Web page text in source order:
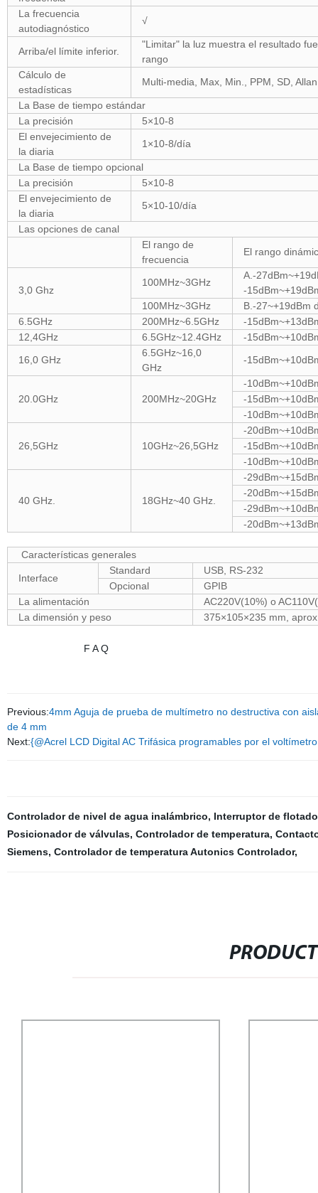
La frecuencia
autodiagnóstico
√
Arriba/el límite inferior.
"Limitar" la luz muestra el resultado
rango
Cálculo de
estadísticas
Multi-media, Max, Min., PPM, SD,
La Base de tiempo estándar
La precisión
5×10-8
El envejecimiento de
la diaria
1×10-8/día
La Base de tiempo opcional
La precisión
5×10-8
El envejecimiento de
la diaria
5×10-10/día
Las opciones de canal
El rango de
frecuencia
El rango
3,0 Ghz
100MHz~3GHz
A.-
-
100MHz~3GHz
B.-27~+19dBm
6.5GHz
200MHz~6.5GHz
-
12,4GHz
6.5GHz~12.4GHz
-
16,0 GHz
6.5GHz~16,0
GHz
-
20.0GHz 200MHz~20GHz
-
-
-
26,5GHz 10GHz~26,5GHz
-
-
-
40 GHz. 18GHz~40 GHz.
-
-
-
-
Características generales
Interface
Standard
USB, RS-232
Opcional
GPIB
La alimentación
AC220V(10%) o
La dimensión y peso
375×105×235 mm,
F A Q
Previous:4mm Aguja de prueba de multímetro no destructiva con
de 4 mm
Next:{@Acrel LCD Digital AC Trifásica programables por el
Controlador de nivel de agua inalámbrico, Interruptor de
Posicionador de válvulas, Controlador de temperatura,
Siemens, Controlador de temperatura Autonics Controlador,